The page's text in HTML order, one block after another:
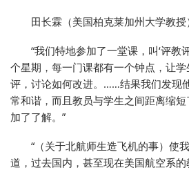
田长霖（美国柏克莱加州大学教授
“我们特地参加了一堂课，叫‘评教
个星期，每一门课都有一个钟点，让
评，讨论如何改进。……结果我们发现
常和谐，而且教员与学生之间距离缩
加了了解。”
“（关于北航师生造飞机的事）使
道，过去国内，甚至现在美国航空系